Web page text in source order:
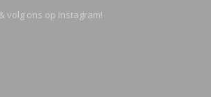
volg ons op Instagram!